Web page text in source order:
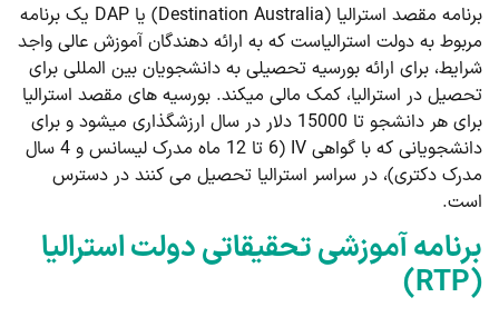
برنامه مقصد استرالیا (Destination Australia) یا DAP یک برنامه
مربوط به دولت استرالیاست که به ارائه ­دهندگان آموزش عالی واجد
شرایط، برای ارائه بورسیه تحصیلی به دانشجویان بین ­المللی برای
تحصیل در استرالیا، کمک مالی می­کند. بورسیه های مقصد استرالیا
برای هر دانشجو تا 15000 دلار در سال ارزش­گذاری می­شود و برای
دانشجویانی که با گواهی IV (6 تا 12 ماه مدرک لیسانس و 4 سال
مدرک دکتری)، در سراسر استرالیا تحصیل می کنند در دسترس
است.
برنامه آموزشی تحقیقاتی دولت استرالیا
(RTP)